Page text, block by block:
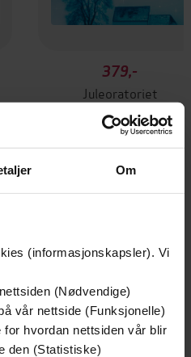
Om
(informasjonskapsler). Vi
(Nødvendige)
vår nettside (Funksjonelle)
hvordan nettsiden vår blir
den (Statistiske)
379,-
Juleoratoriet
Göran Tunström
LYDBOK